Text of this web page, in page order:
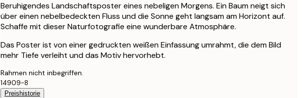
Beruhigendes Landschaftsposter eines nebeligen Morgens. Ein Baum neigt sich
über einen nebelbedeckten Fluss und die Sonne geht langsam am Horizont auf.
Schaffe mit dieser Naturfotografie eine wunderbare Atmosphäre.
Das Poster ist von einer gedruckten weißen Einfassung umrahmt, die dem Bild
mehr Tiefe verleiht und das Motiv hervorhebt.
Rahmen nicht inbegriffen.
14909-8
Preishistorie